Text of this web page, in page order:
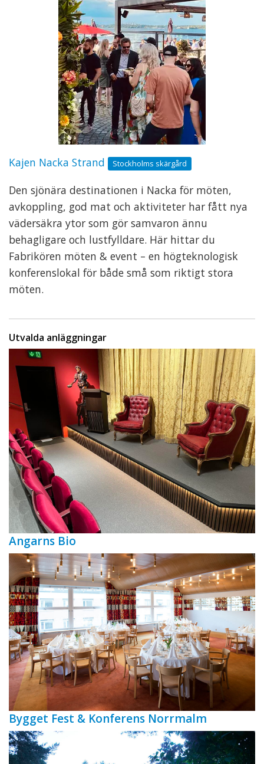
Kajen Nacka Strand Stockholms skärgård
Den sjönära destinationen i Nacka för möten,
avkoppling, god mat och aktiviteter har fått nya
vädersäkra ytor som gör samvaron ännu
behagligare och lustfylldare. Här hittar du
Fabrikören möten & event – en högteknologisk
konferenslokal för både små som riktigt stora
möten.
Utvalda anläggningar
Angarns Bio
Bygget Fest & Konferens Norrmalm